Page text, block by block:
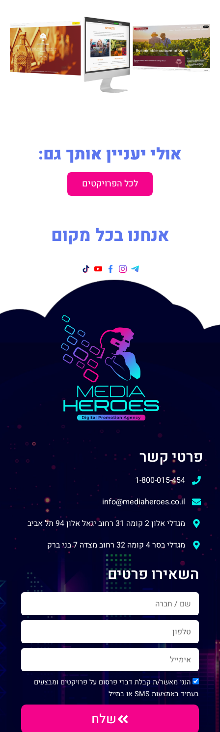
אולי יעניין אותך גם:
לכל הפרויקטים
אנחנו בכל מקום
פרטי קשר
1-800-015-454
info@mediaheroes.co.il
מגדלי אלון 2 קומה 31 רחוב יגאל אלון 94 תל אביב
מגדלי בסר 4 קומה 32 רחוב מצדה 7 בני ברק
השאירו פרטים
הנני מאשר/ת קבלת דברי פרסום על פרויקטים ומבצעים
בעתיד באמצעות SMS או במייל
שלח